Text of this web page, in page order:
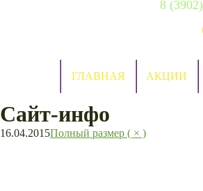
8 (3902)
ГЛАВНАЯ АКЦИИ
Сайт-инфо
16.04.2015Полный размер ( × )